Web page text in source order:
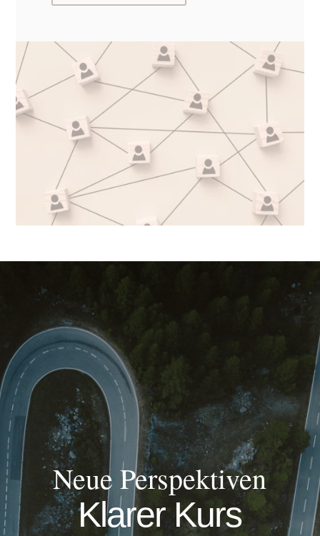
Neue Perspektiven
Klarer Kurs